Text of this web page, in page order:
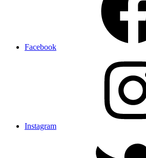
Facebook
Instagram